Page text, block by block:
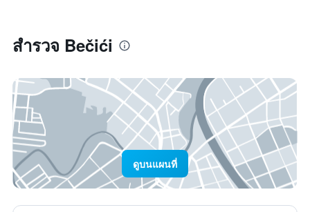
สำรวจ Bečići
ดูบนแผนที่